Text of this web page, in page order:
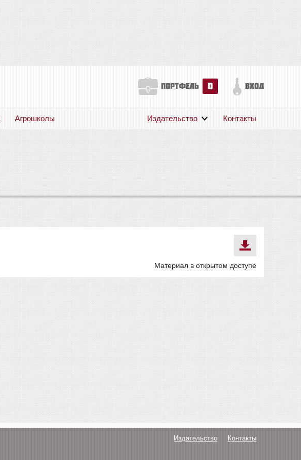
портфель 0 вход
Агрошколы Издательство Контакты
Материал в открытом доступе
Издательство Контакты